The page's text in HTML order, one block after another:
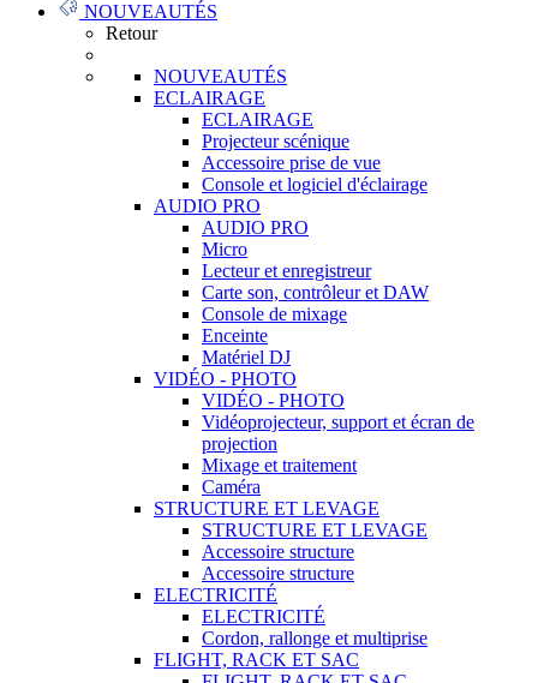
NOUVEAUTÉS
Retour
NOUVEAUTÉS
ECLAIRAGE
ECLAIRAGE
Projecteur scénique
Accessoire prise de vue
Console et logiciel d'éclairage
AUDIO PRO
AUDIO PRO
Micro
Lecteur et enregistreur
Carte son, contrôleur et DAW
Console de mixage
Enceinte
Matériel DJ
VIDÉO - PHOTO
VIDÉO - PHOTO
Vidéoprojecteur, support et écran de
projection
Mixage et traitement
Caméra
STRUCTURE ET LEVAGE
STRUCTURE ET LEVAGE
Accessoire structure
Accessoire structure
ELECTRICITÉ
ELECTRICITÉ
Cordon, rallonge et multiprise
FLIGHT, RACK ET SAC